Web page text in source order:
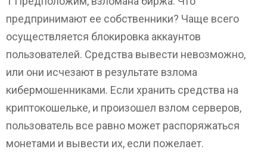
предпринимают ее собственники? Чаще всего
осуществляется блокировка аккаунтов
пользователей. Средства вывести невозможно,
или они исчезают в результате взлома
кибермошенниками. Если хранить средства на
криптокошельке, и произошел взлом серверов,
пользователь все равно может распоряжаться
монетами и вывести их, если пожелает.